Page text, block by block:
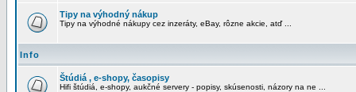
Tipy na výhodný nákup
Tipy na výhodné nákupy cez inzeráty, eBay, rôzne akcie, atď ...
Info
Štúdiá , e-shopy, časopisy
Hifi štúdiá, e-shopy, aukčné servery - popisy, skúsenosti, názory na ne ...